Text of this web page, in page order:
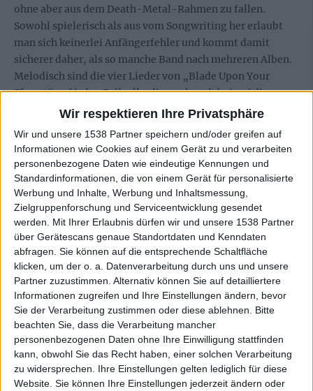
Wir respektieren Ihre Privatsphäre
Wir und unsere 1538 Partner speichern und/oder greifen auf
Informationen wie Cookies auf einem Gerät zu und verarbeiten
personenbezogene Daten wie eindeutige Kennungen und
Standardinformationen, die von einem Gerät für personalisierte
Werbung und Inhalte, Werbung und Inhaltsmessung,
Zielgruppenforschung und Serviceentwicklung gesendet
werden.
Mit Ihrer Erlaubnis dürfen wir und unsere 1538 Partner
über Gerätescans genaue Standortdaten und Kenndaten
abfragen. Sie können auf die entsprechende Schaltfläche
klicken, um der o. a. Datenverarbeitung durch uns und unsere
Partner zuzustimmen. Alternativ können Sie auf detailliertere
Informationen zugreifen und Ihre Einstellungen ändern, bevor
Sie der Verarbeitung zustimmen oder diese ablehnen.
Bitte
beachten Sie, dass die Verarbeitung mancher
personenbezogenen Daten ohne Ihre Einwilligung stattfinden
kann, obwohl Sie das Recht haben, einer solchen Verarbeitung
zu widersprechen. Ihre Einstellungen gelten lediglich für diese
Website. Sie können Ihre Einstellungen jederzeit ändern oder
ohne aber aus dem Death-Metal-Rahmen zu fallen.
Sowohl spielerisch als aus vom Songwriting her erlaubt
man sich keinerlei Anfängerfehler und kommt damit
sicherer daher, als so manche Band nach mehreren Alben.
Melodisch sind die vier Lieder von „Blade Upon Your
Throat“ auf jeden Fall, allerdings ohne dabei auf die
nötige Härte zu verzichten. Melodic-Death-Metal
sind harmonisch und es lassen sich viele
Ohrwurmmelodien erkennen, aber es bleibt zu jeder Zeit
Death Metal.
Wo man sich allerdings Black-Metal-Einflüsse
zuschreiben will, ist mir nicht so ganz klar. Wobei es
vielleicht ein Einfluss im persönlichen Musikgeschmack
der Mitglieder gewesen sein mag, aber das wirklich
rauszuhören bin ich nicht im Stande. Macht aber auch
nichts, schließlich werden die Lieder auch so nicht
langweilig.
Auch das Attribut „progressive“ kommt dem
aufmerksamen Hörer sicherlich nicht eben als erstes in
den Sinn,
wenn er der Band seine Aufmerksamkeit, Zeit und Ohr